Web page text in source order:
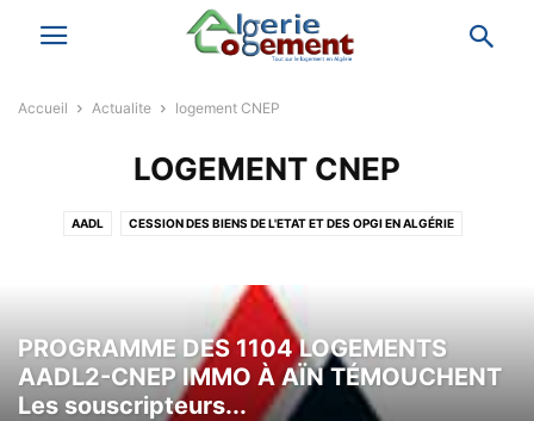
Accueil Actualite logement CNEP
LOGEMENT CNEP
AADL CESSION DES BIENS DE L'ETAT ET DES OPGI EN ALGÉRIE
LPA ALGÉRIE
LPP POUR LES ÉTRANGERS
PROGRAMME DES 1104 LOGEMENTS
AADL2-CNEP IMMO À AÏN TÉMOUCHENT
Les souscripteurs...